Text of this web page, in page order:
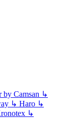
Camsan ↳
↳ Haro ↳
↳